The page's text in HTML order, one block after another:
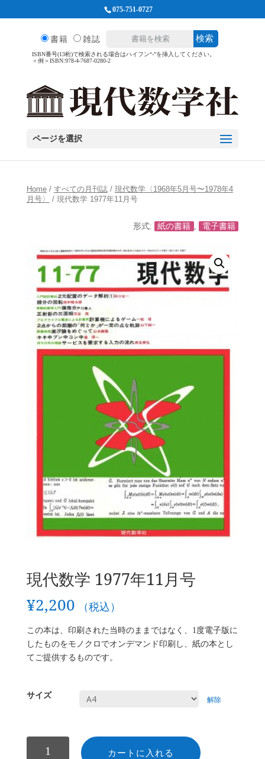
075-751-0727
書籍 雑誌 検索
ISBN番号(13桁)で検索される場合はハイフン“-”を挿入してください。
＜例＞ISBN:978-4-7687-0280-2
ページを選択
Home/ すべての月刊誌/ 現代数学〈1968年5月号〜1978年4
月号〉
/ 現代数学 1977年11月号
現代数学 1977年11月号
¥2,200 （税込）
この本は、印刷された当時のままではなく、1度電子版に
したものをモノクロでオンデマンド印刷し、紙の本とし
てご提供するものです。
サイズ
解除
カートに入れる
形式: 紙の書籍 , 電子書籍